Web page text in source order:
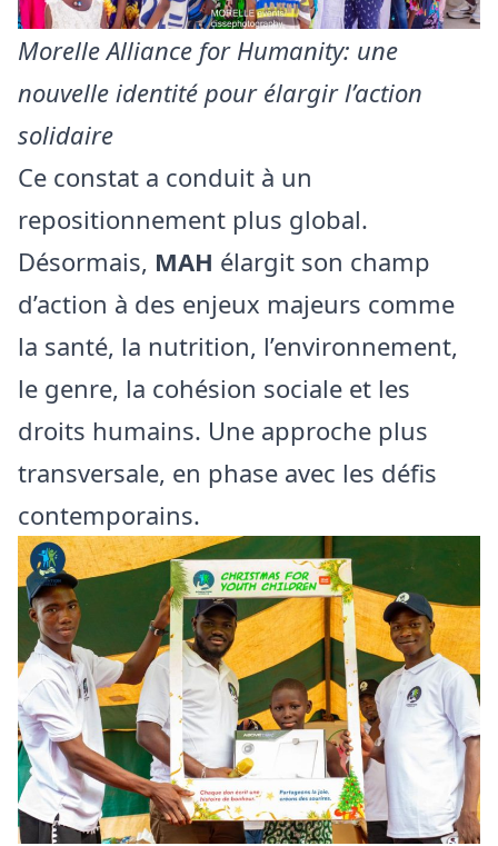
Morelle Alliance for Humanity: une
nouvelle identité pour élargir l’action
solidaire
Ce constat a conduit à un
repositionnement plus global.
Désormais, MAH élargit son champ
d’action à des enjeux majeurs comme
la santé, la nutrition, l’environnement,
le genre, la cohésion sociale et les
droits humains. Une approche plus
transversale, en phase avec les défis
contemporains.